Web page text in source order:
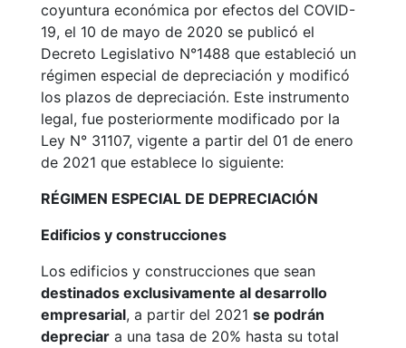
coyuntura económica por efectos del COVID-
19, el 10 de mayo de 2020 se publicó el
Decreto Legislativo N°1488 que estableció un
régimen especial de depreciación y modificó
los plazos de depreciación. Este instrumento
legal, fue posteriormente modificado por la
Ley N° 31107, vigente a partir del 01 de enero
de 2021 que establece lo siguiente:
RÉGIMEN ESPECIAL DE DEPRECIACIÓN
Edificios y construcciones
Los edificios y construcciones que sean
destinados exclusivamente al desarrollo
empresarial, a partir del 2021 se podrán
depreciar a una tasa de 20% hasta su total